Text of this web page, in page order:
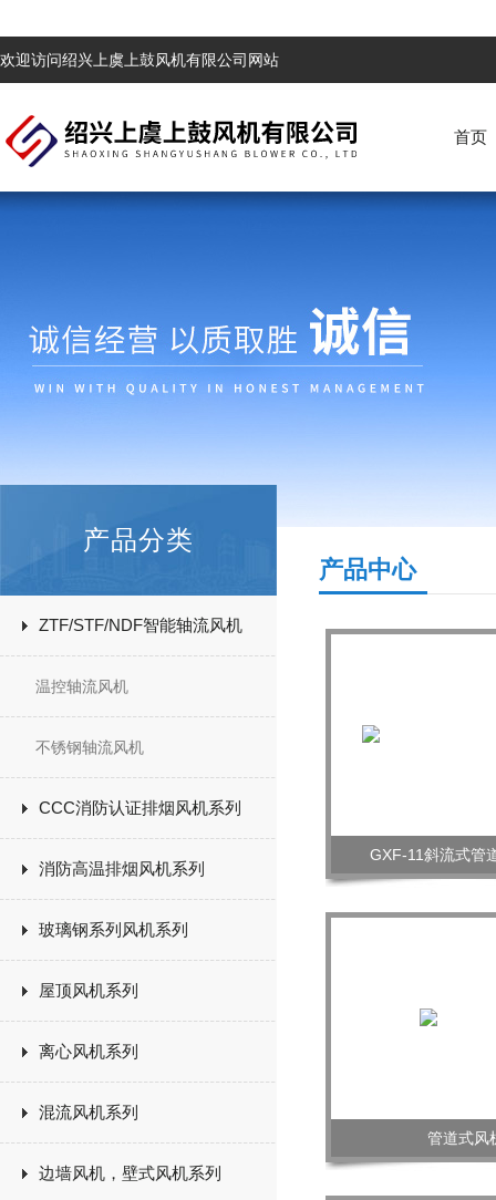
欢迎访问绍兴上虞上鼓风机有限公司网站
首页
产品分类
ZTF/STF/NDF智能轴流风机
温控轴流风机
不锈钢轴流风机
CCC消防认证排烟风机系列
消防高温排烟风机系列
玻璃钢系列风机系列
屋顶风机系列
离心风机系列
混流风机系列
边墙风机，壁式风机系列
产品中心
GXF-11斜流式管
管道式风